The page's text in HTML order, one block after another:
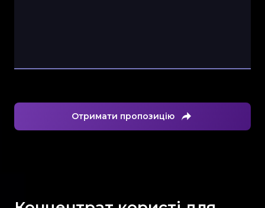
Отримати пропозицію